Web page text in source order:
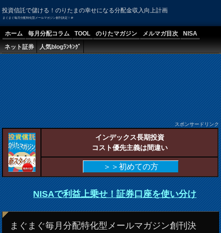
投資信託で儲ける！のりたまの幸せになる分配金収入向上計画
まぐまぐ毎月分配特化型メールマガジン創刊決定！＠
ホーム 毎月分配コラム TOOL のりたマガジン メルマガ目次
NISA
ネット証券
人気blogﾗﾝｷﾝｸﾞ
スポンサードリンク
インデックス長期投資
コスト優先主義は間違い
＞＞初めての方
NISAで利益上乗せ！証券口座を使い分け
まぐまぐ毎月分配特化型メールマガジン創刊決